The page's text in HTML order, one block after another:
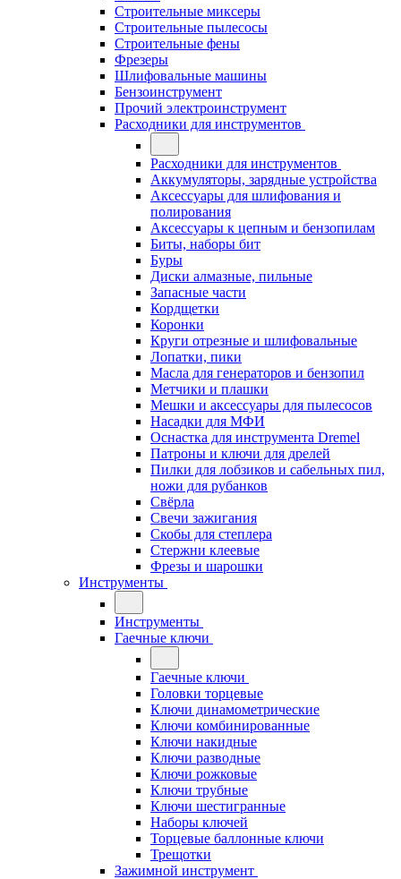
Строительные миксеры
Строительные пылесосы
Строительные фены
Фрезеры
Шлифовальные машины
Бензоинструмент
Прочий электроинструмент
Расходники для инструментов
Расходники для инструментов
Аккумуляторы, зарядные устройства
Аксессуары для шлифования и
полирования
Аксессуары к цепным и бензопилам
Биты, наборы бит
Буры
Диски алмазные, пильные
Запасные части
Кордщетки
Коронки
Круги отрезные и шлифовальные
Лопатки, пики
Масла для генераторов и бензопил
Метчики и плашки
Мешки и аксессуары для пылесосов
Насадки для МФИ
Оснастка для инструмента Dremel
Патроны и ключи для дрелей
Пилки для лобзиков и сабельных пил,
ножи для рубанков
Свёрла
Свечи зажигания
Скобы для степлера
Стержни клеевые
Фрезы и шарошки
Инструменты
Инструменты
Гаечные ключи
Гаечные ключи
Головки торцевые
Ключи динамометрические
Ключи комбинированные
Ключи накидные
Ключи разводные
Ключи рожковые
Ключи трубные
Ключи шестигранные
Наборы ключей
Торцевые баллонные ключи
Трещотки
Зажимной инструмент